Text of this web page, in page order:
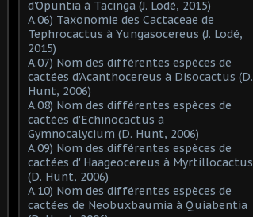
d'Opuntia à Tacinga (J. Lodé, 2015)
A.06) Taxonomie des Cactaceae de
Tephrocactus à Yungasocereus (J. Lodé,
2015)
A.07) Nom des différentes espèces de
cactées d'Acanthocereus à Disocactus (D.
Hunt, 2006)
A.08) Nom des différentes espèces de
cactées d'Echinocactus à
Gymnocalycium (D. Hunt, 2006)
A.09) Nom des différentes espèces de
cactées d' Haageocereus à Myrtillocactus
(D. Hunt, 2006)
A.10) Nom des différentes espèces de
cactées de Neobuxbaumia à Quiabentia